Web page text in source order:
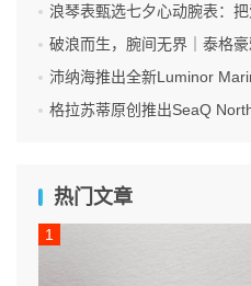
浪琴表甄选七夕心动腕表：
破浪而生，腕间无界｜泰格
沛纳海推出全新Luminor Marina庐米诺系列
格拉苏蒂原创推出SeaQ Northern Tide
热门文章